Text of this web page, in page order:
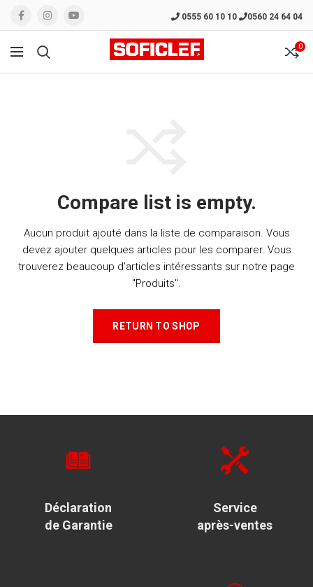
0555 60 10 10 0560 24 64 04
0
Compare list is empty.
Aucun produit ajouté dans la liste de comparaison. Vous
devez ajouter quelques articles pour les comparer. Vous
trouverez beaucoup d'articles intéressants sur notre page
"Produits".
RETURN TO SHOP
Déclaration
de Garantie
Service
après-ventes